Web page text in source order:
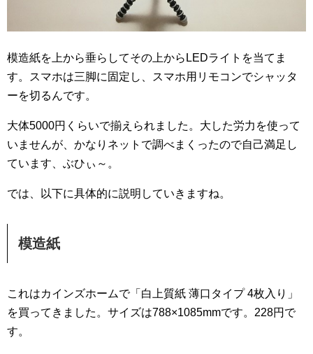
模造紙を上から垂らしてその上からLEDライトを当てま
す。スマホは三脚に固定し、スマホ用リモコンでシャッタ
ーを切るんです。
大体5000円くらいで揃えられました。大した労力を使って
いませんが、かなりネットで調べまくったので自己満足し
ています、ぶひぃ～。
では、以下に具体的に説明していきますね。
模造紙
これはカインズホームで「白上質紙 薄口タイプ 4枚入り」
を買ってきました。サイズは788×1085mmです。228円で
す。